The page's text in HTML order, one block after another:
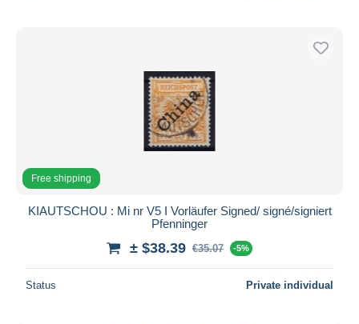
Free shipping
KIAUTSCHOU : Mi nr V5 I Vorläufer Signed/ signé/signiert
Pfenninger
± $38.39 €35.07 -5%
Status Private individual